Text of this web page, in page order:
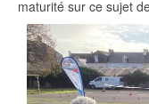
maturité sur ce sujet